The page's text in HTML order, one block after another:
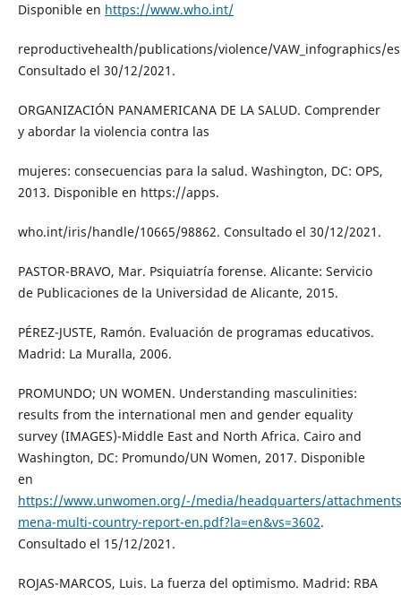
Disponible en https://www.who.int/
reproductivehealth/publications/violence/VAW_infographics/
Consultado el 30/12/2021.
ORGANIZACIÓN PANAMERICANA DE LA SALUD. Comprender
y abordar la violencia contra las
mujeres: consecuencias para la salud. Washington, DC: OPS,
2013. Disponible en https://apps.
who.int/iris/handle/10665/98862. Consultado el 30/12/2021.
PASTOR-BRAVO, Mar. Psiquiatría forense. Alicante: Servicio
de Publicaciones de la Universidad de Alicante, 2015.
PÉREZ-JUSTE, Ramón. Evaluación de programas educativos.
Madrid: La Muralla, 2006.
PROMUNDO; UN WOMEN. Understanding masculinities:
results from the international men and gender equality
survey (IMAGES)-Middle East and North Africa. Cairo and
Washington, DC: Promundo/UN Women, 2017. Disponible
en
https://www.unwomen.org/-/media/headquarters/
mena-multi-country-report-en.pdf?la=en&vs=3602.
Consultado el 15/12/2021.
ROJAS-MARCOS, Luis. La fuerza del optimismo. Madrid: RBA